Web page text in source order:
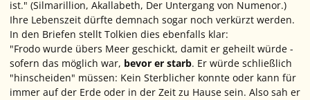
ist." (Silmarillion, Akallabeth, Der Untergang von Numenor.)
Ihre Lebenszeit dürfte demnach sogar noch verkürzt werden.
In den Briefen stellt Tolkien dies ebenfalls klar:
"Frodo wurde übers Meer geschickt, damit er geheilt würde -
sofern das möglich war, bevor er starb. Er würde schließlich
"hinscheiden" müssen: Kein Sterblicher konnte oder kann für
immer auf der Erde oder in der Zeit zu Hause sein. Also sah er